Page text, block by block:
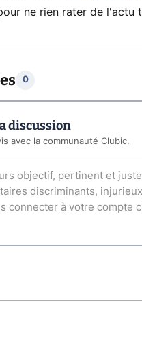
ne rien rater de l'actu
0
discussion
avec la communauté Clubic.